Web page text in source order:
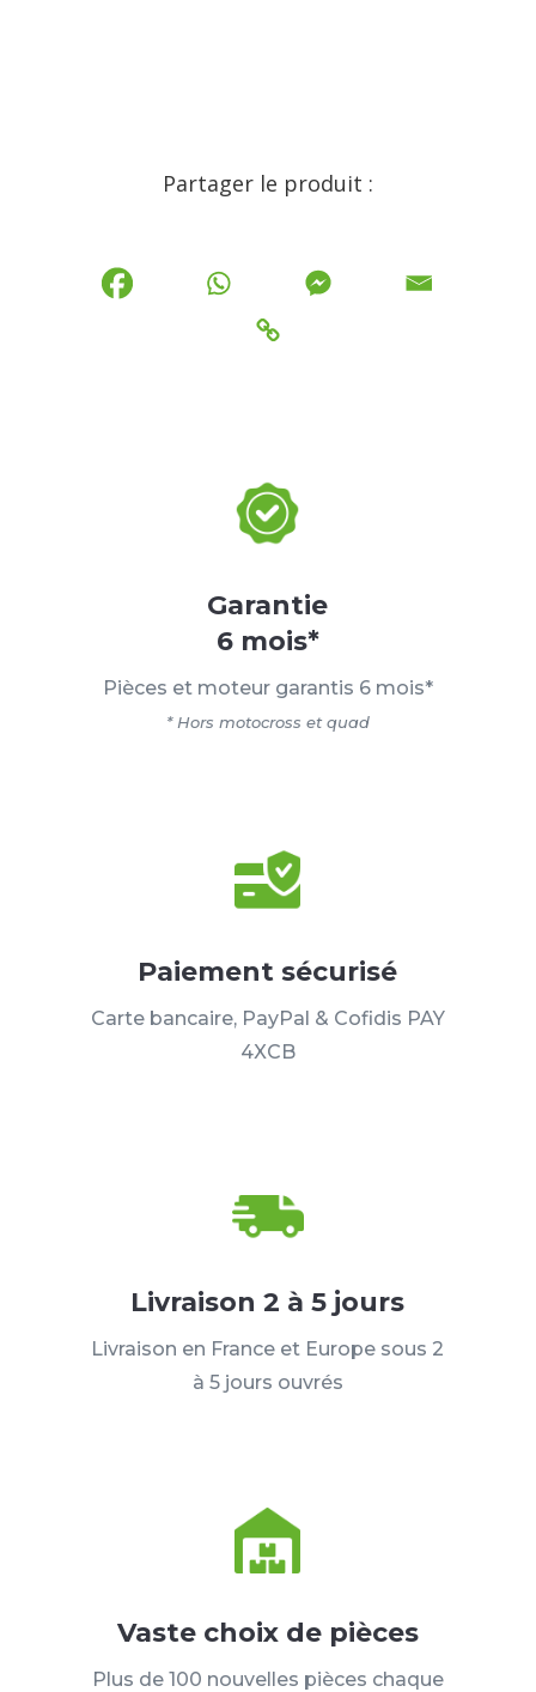
Partager le produit :
Garantie
6 mois*
Pièces et moteur garantis 6 mois*
* Hors motocross et quad
Paiement sécurisé
Carte bancaire, PayPal & Cofidis PAY
4XCB
Livraison 2 à 5 jours
Livraison en France et Europe sous 2
à 5 jours ouvrés
Vaste choix de pièces
Plus de 100 nouvelles pièces chaque